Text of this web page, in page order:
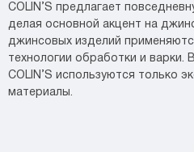
COLIN’S предлагает
делая основной акцент на
джинсовых изделий
технологии обработки и
COLIN’S используются только
материалы.